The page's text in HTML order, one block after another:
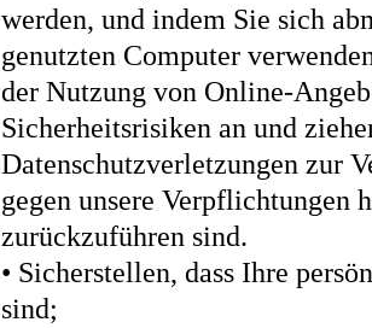
werden, und indem Sie sich
genutzten Computer
der Nutzung von Online-
Sicherheitsrisiken an und
Datenschutzverletzungen zur
gegen unsere Verpflichtungen
zurückzuführen sind.
• Sicherstellen, dass Ihre
sind;